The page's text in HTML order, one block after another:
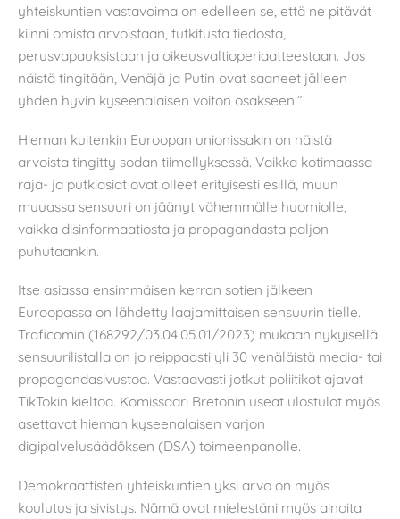
yhteiskuntien vastavoima on edelleen se, että ne pitävät
kiinni omista arvoistaan, tutkitusta tiedosta,
perusvapauksistaan ja oikeusvaltioperiaatteestaan. Jos
näistä tingitään, Venäjä ja Putin ovat saaneet jälleen
yhden hyvin kyseenalaisen voiton osakseen.”
Hieman kuitenkin Euroopan unionissakin on näistä
arvoista tingitty sodan tiimellyksessä. Vaikka kotimaassa
raja- ja putkiasiat ovat olleet erityisesti esillä, muun
muuassa sensuuri on jäänyt vähemmälle huomiolle,
vaikka disinformaatiosta ja propagandasta paljon
puhutaankin.
Itse asiassa ensimmäisen kerran sotien jälkeen
Euroopassa on lähdetty laajamittaisen sensuurin tielle.
Traficomin (168292/03.04.05.01/2023) mukaan nykyisellä
sensuurilistalla on jo reippaasti yli 30 venäläistä media- tai
propagandasivustoa. Vastaavasti jotkut poliitikot ajavat
TikTokin kieltoa. Komissaari Bretonin useat ulostulot myös
asettavat hieman kyseenalaisen varjon
digipalvelusäädöksen (DSA) toimeenpanolle.
Demokraattisten yhteiskuntien yksi arvo on myös
koulutus ja sivistys. Nämä ovat mielestäni myös ainoita